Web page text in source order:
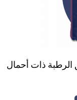
الرطبة ذات أحمال